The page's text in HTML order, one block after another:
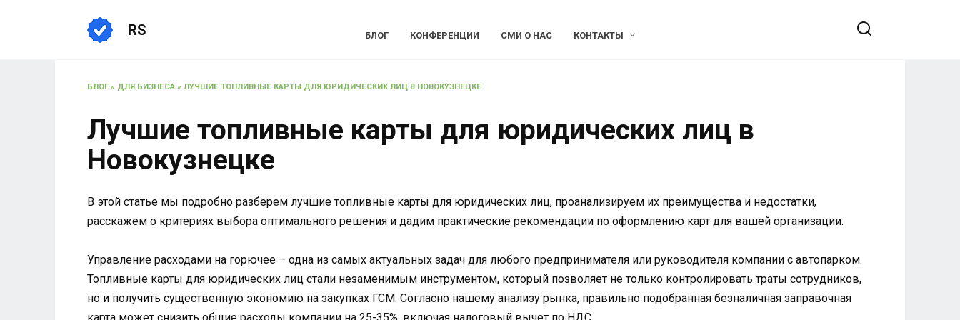
RS БЛОГ КОНФЕРЕНЦИИ СМИ О НАС КОНТАКТЫ
БЛОГ» ДЛЯ БИЗНЕСА » ЛУЧШИЕ ТОПЛИВНЫЕ КАРТЫ ДЛЯ ЮРИДИЧЕСКИХ ЛИЦ В НОВОКУЗНЕЦКЕ
Лучшие топливные карты для юридических лиц в
Новокузнецке
В этой статье мы подробно разберем лучшие топливные карты для юридических лиц, проанализируем их преимущества и недостатки,
расскажем о критериях выбора оптимального решения и дадим практические рекомендации по оформлению карт для вашей организации.
Управление расходами на горючее – одна из самых актуальных задач для любого предпринимателя или руководителя компании с автопарком.
Топливные карты для юридических лиц стали незаменимым инструментом, который позволяет не только контролировать траты сотрудников,
но и получить существенную экономию на закупках ГСМ. Согласно нашему анализу рынка, правильно подобранная безналичная заправочная